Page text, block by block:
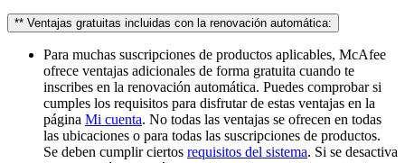
** Ventajas gratuitas incluidas con la renovación automática:
Para muchas suscripciones de productos aplicables, McAfee
ofrece ventajas adicionales de forma gratuita cuando te
inscribes en la renovación automática. Puedes comprobar si
cumples los requisitos para disfrutar de estas ventajas en la
página Mi cuenta. No todas las ventajas se ofrecen en todas
las ubicaciones o para todas las suscripciones de productos.
Se deben cumplir ciertos requisitos del sistema. Si se desactiva